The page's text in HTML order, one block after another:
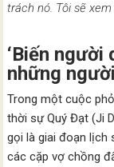
trách nó. Tôi sẽ
‘Biến người
những
Trong một cuộc
thời sự Quý Đạt (Ji
gọi là giai đoạn
các cặp vợ chồng